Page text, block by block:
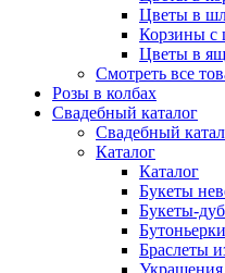
Цветы в
Корзины с
Цветы в
Смотреть все
Розы в колбах
Свадебный каталог
Свадебный
Каталог
Каталог
Букеты
Букеты-
Браслеты